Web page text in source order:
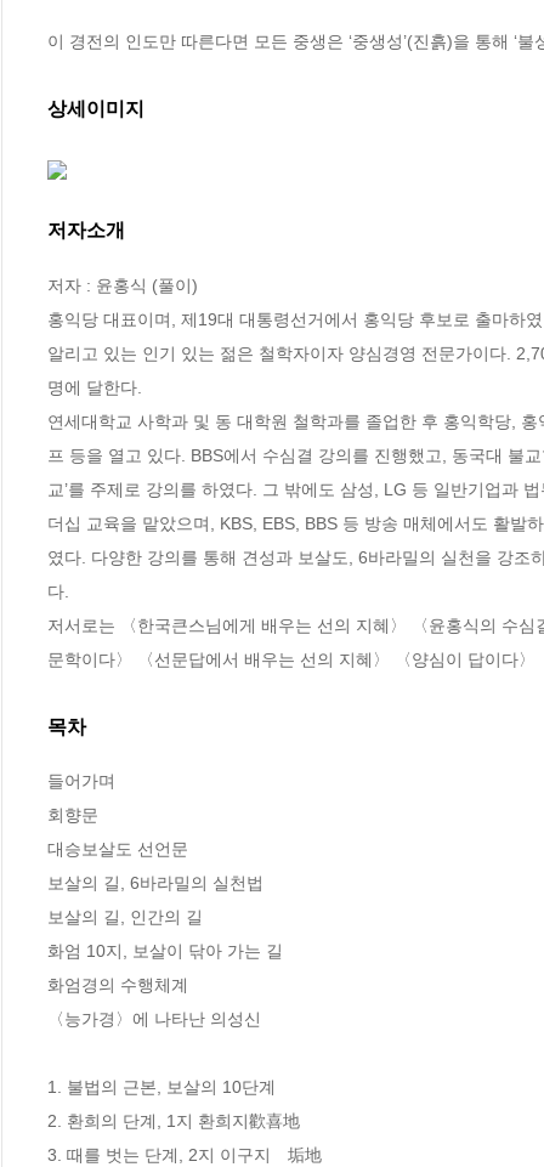
이 경전의 인도만 따른다면 모든 중생은 ‘중생성’(진흙)을 통해 ‘
상세이미지
저자소개
저자 : 윤홍식 (풀이)
홍익당 대표이며, 제19대 대통령선거에서 홍익당 후보로 출마하
알리고 있는 인기 있는 젊은 철학자이자 양심경영 전문가이다.
명에 달한다.
연세대학교 사학과 및 동 대학원 철학과를 졸업한 후 홍익학당,
프 등을 열고 있다. BBS에서 수심결 강의를 진행했고, 동국대 불
교’를 주제로 강의를 하였다. 그 밖에도 삼성, LG 등 일반기업과
더십 교육을 맡았으며, KBS, EBS, BBS 등 방송 매체에서도 활발
였다. 다양한 강의를 통해 견성과 보살도, 6바라밀의 실천을 강
다.
저서로는 〈한국큰스님에게 배우는 선의 지혜〉 〈윤홍식의 수
문학이다〉 〈선문답에서 배우는 선의 지혜〉 〈양심이 답이다
목차
들어가며
회향문
대승보살도 선언문
보살의 길, 6바라밀의 실천법
보살의 길, 인간의 길
화엄 10지, 보살이 닦아 가는 길
화엄경의 수행체계
〈능가경〉에 나타난 의성신
1. 불법의 근본, 보살의 10단계
2. 환희의 단계, 1지 환희지歡喜地
3. 때를 벗는 단계, 2지 이구지離垢地